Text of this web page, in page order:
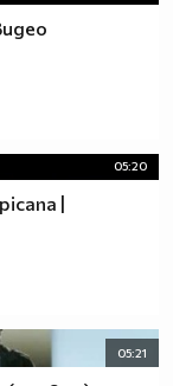
05:20
|
05:21